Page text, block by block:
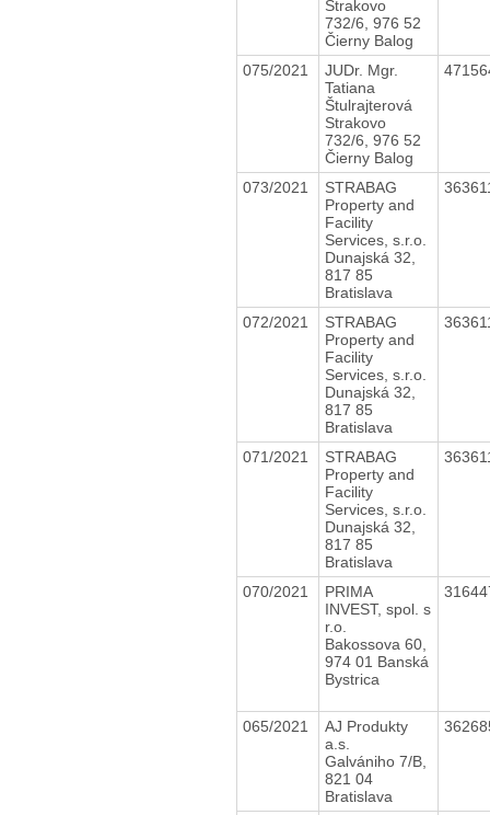
Strakovo
732/6, 976 52
Čierny Balog
075/2021
JUDr. Mgr.
Tatiana
Štulrajterová
Strakovo
732/6, 976 52
Čierny Balog
073/2021
STRABAG
Property and
Facility
Services, s.r.o.
Dunajská 32,
817 85
Bratislava
072/2021
STRABAG
Property and
Facility
Services, s.r.o.
Dunajská 32,
817 85
Bratislava
071/2021
STRABAG
Property and
Facility
Services, s.r.o.
Dunajská 32,
817 85
Bratislava
070/2021
PRIMA
INVEST, spol. s
r.o.
Bakossova 60,
974 01 Banská
Bystrica
065/2021
AJ Produkty
a.s.
Galvániho 7/B,
821 04
Bratislava